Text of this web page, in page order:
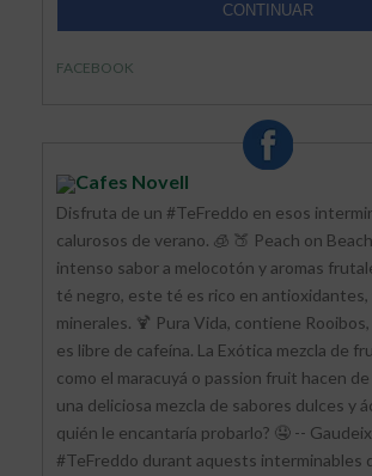
CONTINUAR
FACEBOOK
Cafes Novell
Disfruta de un #TeFreddo en esos
calurosos de verano. 🧊 🍑 Peach on
intenso sabor a melocotón y aromas
té negro, este té es rico en antioxidantes,
minerales. 🍹 Pura Vida, contiene
es libre de cafeína. La Exótica mezcla de
como el maracuyá o passion fruit hacen
una deliciosa mezcla de sabores dulces y
quién le encantaría probarlo? 🤤 --
#TeFreddo durant aquests interminables